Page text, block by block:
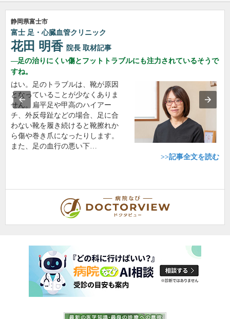
静岡県富士市
富士 足・心臓血管クリニック
花田 明香 院長 取材記事
足の治りにくい傷とフットトラブルにも注力されているそうで
すね。
はい。足のトラブルは、靴が原因
となっていることが少なくありま
せん。扁平足や甲高のハイアー
チ、外反母趾などの場合、足に合
わない靴を履き続けると靴擦れか
ら傷や巻き爪になったりします。
また、足の血行の悪い下…
>>記事全文を読む